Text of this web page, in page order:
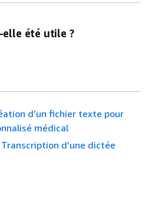
été utile ?
d’un fichier texte pour
médical
Transcription d’une dictée